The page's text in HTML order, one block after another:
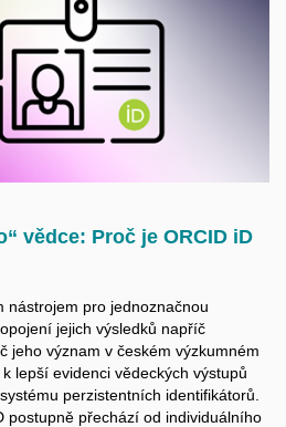
vědce: Proč je ORCID iD
nástrojem pro jednoznačnou
jejich výsledků napříč
jeho význam v českém výzkumném
lepší evidenci vědeckých výstupů
perzistentních identifikátorů.
postupně přechází od individuálního